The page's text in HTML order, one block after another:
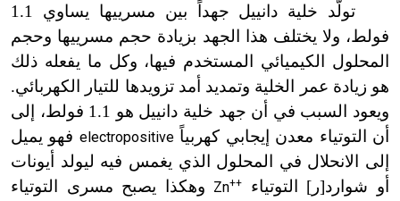
تولّد خلية دانييل جهداً بين مسرييها يساوي 1.1
فولط، ولا يختلف هذا الجهد بزيادة حجم مسرييها وحجم
المحلول الكيميائي المستخدم فيها، وكل ما يفعله ذلك
هو زيادة عمر الخلية وتمديد أمد تزويدها للتيار الكهربائي.
ويعود السبب في أن جهد خلية دانييل هو 1.1 فولط، إلى
أن التوتياء معدن إيجابي كهربياًelectropositive فهو يميل
إلى الانحلال في المحلول الذي يغمس فيه ليولد أيونات
أو شوارد[ر] التوتياء
Zn++
وهكذا يصبح مسرى التوتياء